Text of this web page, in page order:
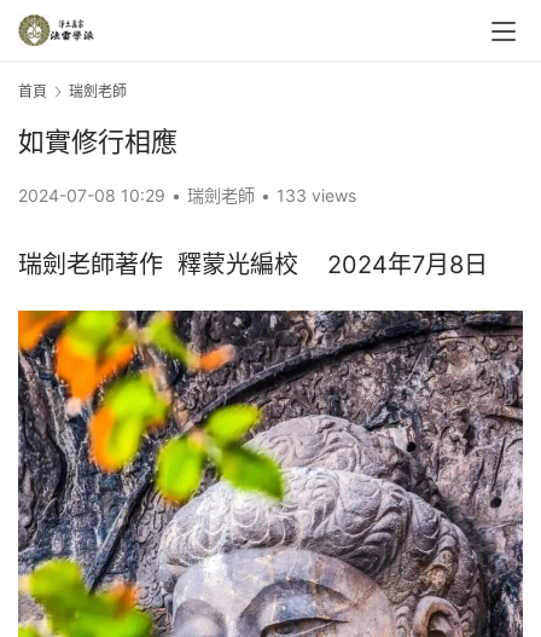
首頁 瑞劍老師
如實修行相應
2024-07-08 10:29 • 瑞劍老師 • 133 views
瑞劍老師著作  釋蒙光編校    2024年7月8日